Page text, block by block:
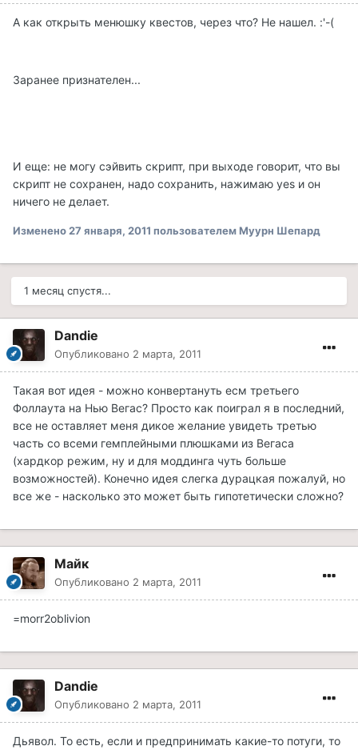
А как открыть менюшку квестов, через что? Не нашел. :'-(
Заранее признателен...
И еще: не могу сэйвить скрипт, при выходе говорит, что вы
скрипт не сохранен, надо сохранить, нажимаю yes и он
ничего не делает.
Изменено27 января, 2011 пользователем Муурн Шепард
1 месяц спустя...
Dandie
Опубликовано 2 марта, 2011
Такая вот идея - можно конвертануть есм третьего
Фоллаута на Нью Вегас? Просто как поиграл я в последний,
все не оставляет меня дикое желание увидеть третью
часть со всеми гемплейными плюшками из Вегаса
(хардкор режим, ну и для моддинга чуть больше
возможностей). Конечно идея слегка дурацкая пожалуй, но
все же - насколько это может быть гипотетически сложно?
Майк
Опубликовано 2 марта, 2011
=morr2oblivion
Dandie
Опубликовано 2 марта, 2011
Дьявол. То есть, если и предпринимать какие-то потуги, то